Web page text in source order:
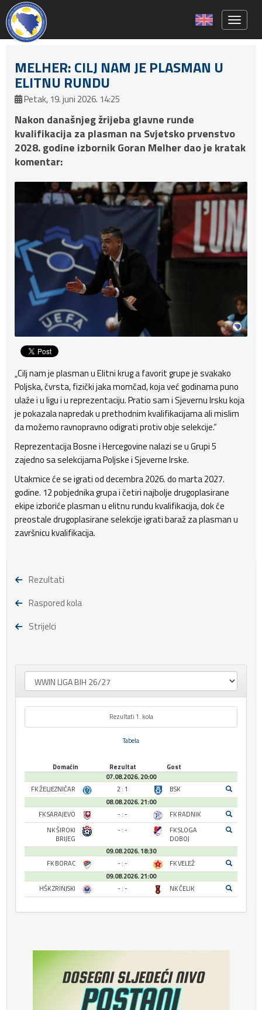
MELHER: CILJ NAM JE PLASMAN U
ELITNU RUNDU
Petak, 19. juni 2026. 14:25
Nakon današnjeg žrijeba glavne runde
kvalifikacija za plasman na Svjetsko prvenstvo
2028. godine izbornik Goran Melher dao je kratak
komentar:
„Cilj nam je plasman u Elitni krug a favorit grupe je svakako
Poljska, čvrsta, fizički jaka momčad, koja već godinama puno
ulaže i u ligu i u reprezentaciju. Pratio sam i Sjevernu Irsku koja
je pokazala napredak u prethodnim kvalifikacijama ali mislim
da možemo ravnopravno odigrati protiv obje selekcije.“
Reprezentacija Bosne i Hercegovine nalazi se u Grupi 5
zajedno sa selekcijama Poljske i Sjeverne Irske.
Utakmice će se igrati od decembra 2026. do marta 2027.
godine. 12 pobjednika grupa i četiri najbolje drugoplasirane
ekipe izboriće plasman u elitnu rundu kvalifikacija, dok će
preostale drugoplasirane selekcije igrati baraž za plasman u
završnicu kvalifikacija.
Rezultati
Raspored kola
Strijelci
Rezultati 1. kola
Tabela
Domaćin Rezultat
Gost
07.08.2026. 20:00
FK ŽELJEZNIČAR
2 : 1
BSK
08.08.2026. 21:00
FK SARAJEVO
- : -
FK RADNIK
NK ŠIROKI
BRIJEG
- : -
FK SLOGA
DOBOJ
09.08.2026. 18:30
FK BORAC
- : -
FK VELEŽ
09.08.2026. 21:00
HŠK ZRINJSKI
- : - NK ČELIK